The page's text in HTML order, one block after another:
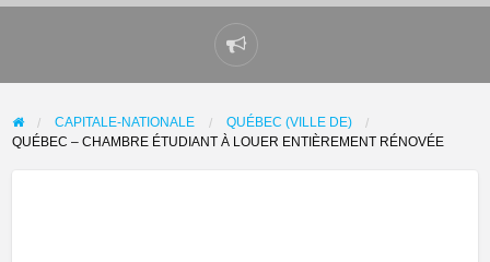
Signaler
un
problème
CAPITALE-NATIONALE
QUÉBEC (VILLE DE)
QUÉBEC – CHAMBRE ÉTUDIANT À LOUER ENTIÈREMENT RÉNOVÉE